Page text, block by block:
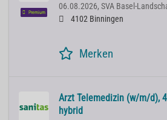
Premium
06.08.2026, SVA Basel-
4102 Binningen
Merken
Arzt Telemedizin (w/m/d),
hybrid